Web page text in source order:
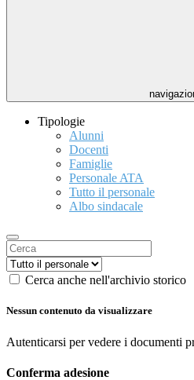
Tipologie
Alunni
Docenti
Famiglie
Personale ATA
Tutto il personale
Albo sindacale
Cerca anche nell'archivio storico
Nessun contenuto da visualizzare
Autenticarsi per vedere i documenti
Conferma adesione